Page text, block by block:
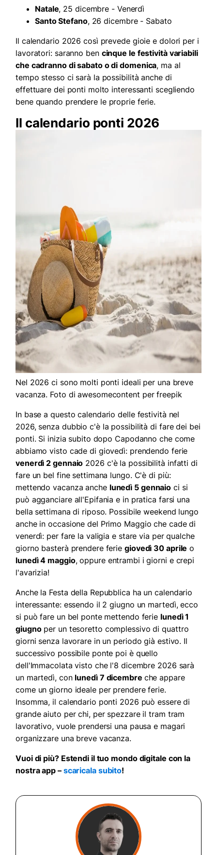
Natale, 25 dicembre - Venerdì
Santo Stefano, 26 dicembre - Sabato
Il calendario 2026 così prevede gioie e dolori per i
lavoratori: saranno ben cinque le festività variabili
che cadranno di sabato o di domenica, ma al
tempo stesso ci sarà la possibilità anche di
effettuare dei ponti molto interessanti scegliendo
bene quando prendere le proprie ferie.
Il calendario ponti 2026
Nel 2026 ci sono molti ponti ideali per una breve
vacanza. Foto di awesomecontent per freepik
In base a questo calendario delle festività nel
2026, senza dubbio c'è la possibilità di fare dei bei
ponti. Si inizia subito dopo Capodanno che come
abbiamo visto cade di giovedì: prendendo ferie
venerdì 2 gennaio 2026 c'è la possibilità infatti di
fare un bel fine settimana lungo. C'è di più:
mettendo vacanza anche lunedì 5 gennaio ci si
può agganciare all'Epifania e in pratica farsi una
bella settimana di riposo. Possibile weekend lungo
anche in occasione del Primo Maggio che cade di
venerdì: per fare la valigia e stare via per qualche
giorno basterà prendere ferie giovedì 30 aprile o
lunedì 4 maggio, oppure entrambi i giorni e crepi
l'avarizia!
Anche la Festa della Repubblica ha un calendario
interessante: essendo il 2 giugno un martedì, ecco
si può fare un bel ponte mettendo ferie lunedì 1
giugnoper un tesoretto complessivo di quattro
giorni senza lavorare in un periodo già estivo. Il
successivo possibile ponte poi è quello
dell'Immacolata visto che l'8 dicembre 2026 sarà
un martedì, con lunedì 7 dicembre che appare
come un giorno ideale per prendere ferie.
Insomma, il calendario ponti 2026 può essere di
grande aiuto per chi, per spezzare il tram tram
lavorativo, vuole prendersi una pausa e magari
organizzare una breve vacanza.
Vuoi di più? Estendi il tuo mondo digitale con la
nostra app – scaricala subito!